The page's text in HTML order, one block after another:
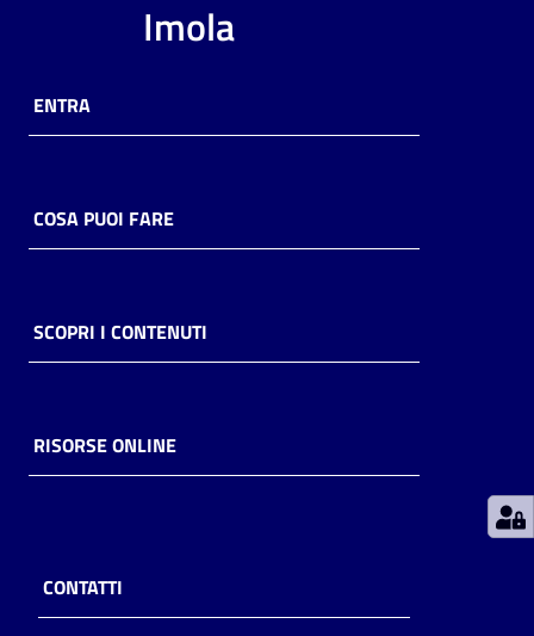
Archivio
Decentrate
lettura
Imola
ENTRA
COSA PUOI FARE
SCOPRI I CONTENUTI
RISORSE ONLINE
CONTATTI